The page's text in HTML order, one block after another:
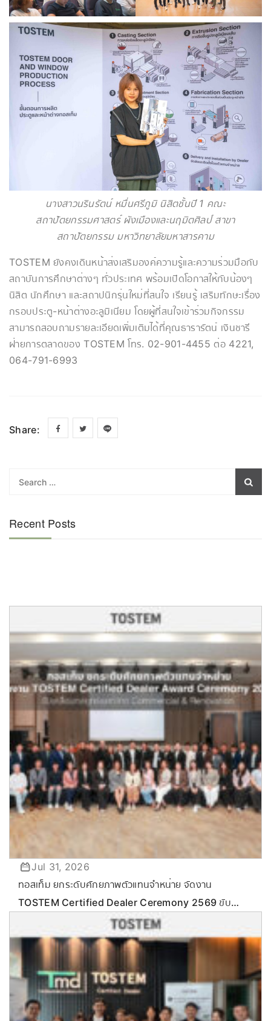
นางสาวนรินรัตน์ หมื่นศรีภูมิ นิสิตชั้นปี 1 คณะ
สถาปัตยกรรมศาสตร์ ผังเมืองและนฤมิตศิลป์ สาขา
สถาปัตยกรรม มหาวิทยาลัยมหาสารคาม
TOSTEM ยังคงเดินหน้าส่งเสริมองค์ความรู้และความร่วมมือกับ
สถาบันการศึกษาต่างๆ ทั่วประเทศ พร้อมเปิดโอกาสให้กับน้องๆ
นิสิต นักศึกษา และสถาปนิกรุ่นใหม่ที่สนใจ เรียนรู้ เสริมทักษะเรื่อง
กรอบประตู-หน้าต่างอะลูมิเนียม โดยผู้ที่สนใจเข้าร่วมกิจกรรม
สามารถสอบถามรายละเอียดเพิ่มเติมได้ที่คุณธารารัตน์ เงินชารี
ฝ่ายการตลาดของ TOSTEM โทร. 02-901-4455 ต่อ 4221,
064-791-6993
Share:
Recent Posts
Jul 31, 2026
ทอสเท็ม ยกระดับศักยภาพตัวแทนจำหน่าย จัดงาน
TOSTEM Certified Dealer Ceremony 2569 ขับ
เคลื่อนกลยุทธ์ลุยตลาด Commercial & Renovation